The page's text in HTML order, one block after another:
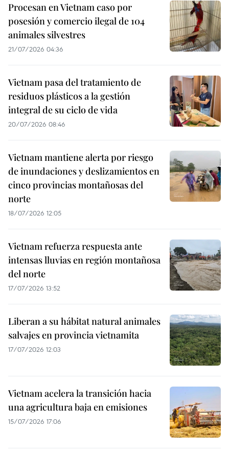
Procesan en Vietnam caso por
posesión y comercio ilegal de 104
animales silvestres
21/07/2026 04:36
Vietnam pasa del tratamiento de
residuos plásticos a la gestión
integral de su ciclo de vida
20/07/2026 08:46
Vietnam mantiene alerta por riesgo
de inundaciones y deslizamientos en
cinco provincias montañosas del
norte
18/07/2026 12:05
Vietnam refuerza respuesta ante
intensas lluvias en región montañosa
del norte
17/07/2026 13:52
Liberan a su hábitat natural animales
salvajes en provincia vietnamita
17/07/2026 12:03
Vietnam acelera la transición hacia
una agricultura baja en emisiones
15/07/2026 17:06